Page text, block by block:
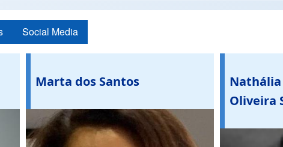
Social Media
Marta dos Santos
Oliveira